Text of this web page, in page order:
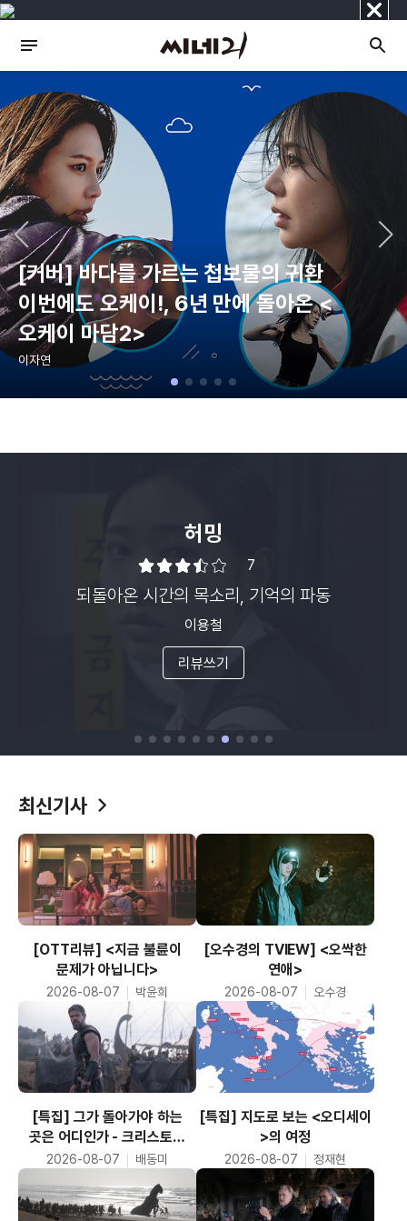
닫
기
[커버] 바다를 가르는 첩보물의 귀환
이번에도 오케이!, 6년 만에 돌아온 <
오케이 마담2>
이자연
지난 여름
9
현실의 곳간과 영화의 공간 사이, 그 어드메에
담은 생멸의 대계(大界)
이우빈
최신기사
[OTT리뷰] <지금 불륜이
문제가 아닙니다>
2026-08-07 박윤희
[오수경의 TVIEW] <오싹한
연애>
2026-08-07 오수경
[특집] 그가 돌아가야 하는
곳은 어디인가 - 크리스토퍼
놀런 감독의 <오디세이> 리뷰
2026-08-07 배동미
[특집] 지도로 보는 <오디세이
>의 여정
2026-08-07 정재현